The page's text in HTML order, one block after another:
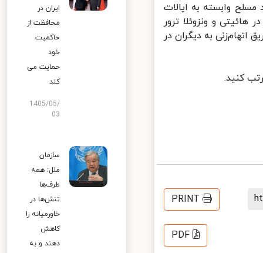
وابسته به ایالات
و ونزوئلا ترور
به دیگران در
کنید.
PRINT
PDF
ایران در
محافظت از
حاکمیت
خود
حمایت می
کند
1405/05/
03
سازمان
ملل: همه
طرف‌ها
تنش‌ها در
خاورمیانه را
کاهش
دهند و به